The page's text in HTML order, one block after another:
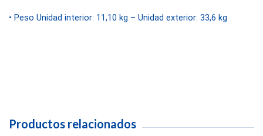
• Peso Unidad interior: 11,10 kg – Unidad exterior: 33,6 kg
Productos relacionados